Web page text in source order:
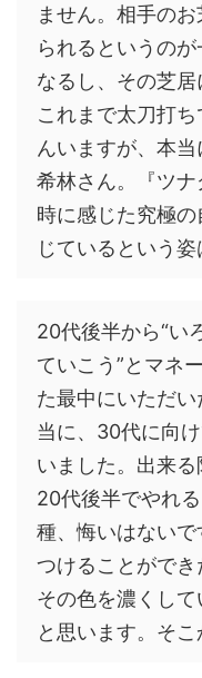
ません。相手の
られるというの
なるし、その芝居
これまで太刀打
んいますが、本
希林さん。『ツ
時に感じた究極
じているという
20代後半から“い
ていこう”とマネ
た最中にいただ
当に、30代に向
いました。出来
20代後半でやれ
種、悔いはない
つけることができ
その色を濃くし
と思います。そ